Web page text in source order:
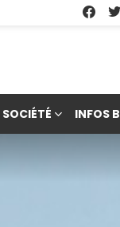
SOCIÉTÉ INFOS